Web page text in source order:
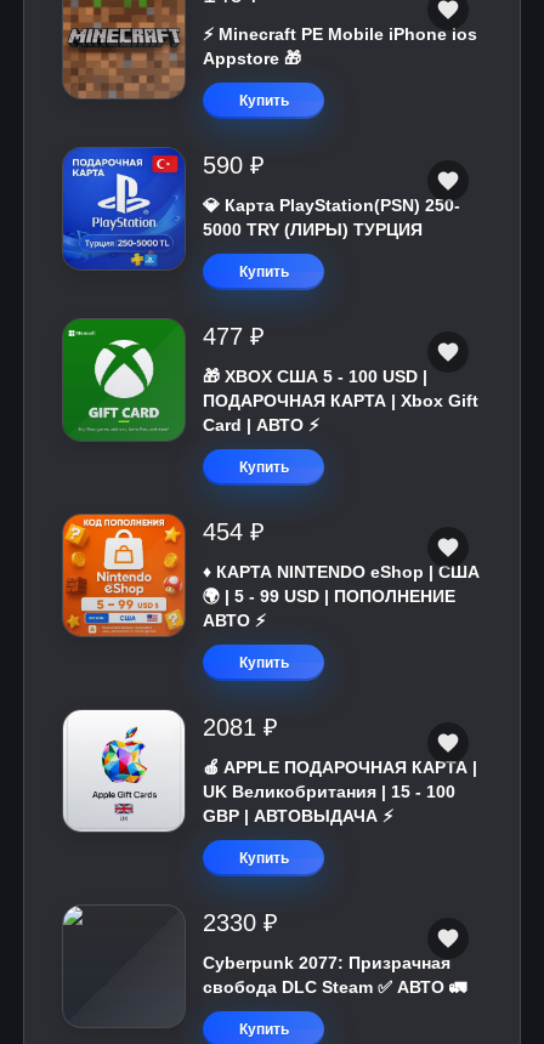
⚡️ Minecraft PE Mobile iPhone ios
Appstore 🎁
Купить
590 ₽
💎 Карта PlayStation(PSN) 250-
5000 TRY (ЛИРЫ) ТУРЦИЯ
Купить
477 ₽
🎁 XBOX США 5 - 100 USD |
ПОДАРОЧНАЯ КАРТА | Xbox Gift
Card | АВТО ⚡
Купить
454 ₽
♦️ КАРТА NINTENDO eShop | США
🌍 | 5 - 99 USD | ПОПОЛНЕНИЕ
АВТО ⚡
Купить
2081 ₽
🍎 APPLE ПОДАРОЧНАЯ КАРТА |
UK Великобритания | 15 - 100
GBP | АВТОВЫДАЧА ⚡️
Купить
2330 ₽
Cyberpunk 2077: Призрачная
свобода DLC Steam ✅ АВТО 🚛
Купить